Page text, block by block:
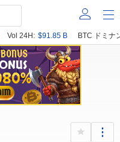
Vol 24H: $91.85 B BTC ドミナ